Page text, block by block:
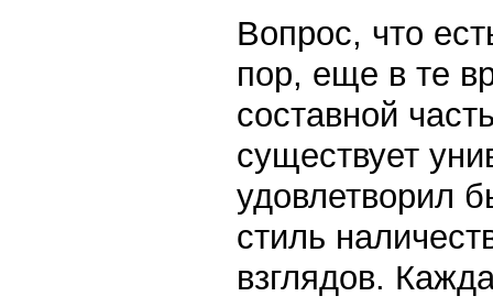
Вопрос, что
пор, еще в те
составной
существует
удовлетворил
стиль
взглядов.